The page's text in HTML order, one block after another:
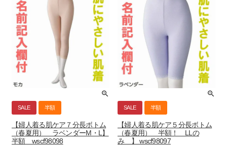
SALE 半額
【婦人着る肌ケア７分長ボトム
（春夏用） ラベンダーM・L】
半額 wscf98098
SALE 半額
【婦人着る肌ケア５分長ボトム
（春夏用） 半額！ LLの
み 】 wscf98097